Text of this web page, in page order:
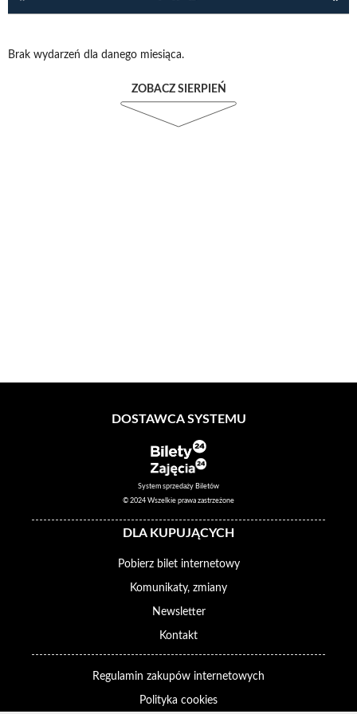
Brak wydarzeń dla danego miesiąca.
ZOBACZ SIERPIEŃ
DOSTAWCA SYSTEMU
System sprzedaży Biletów
© 2024 Wszelkie prawa zastrzeżone
DLA KUPUJĄCYCH
Pobierz bilet internetowy
Komunikaty, zmiany
Newsletter
Kontakt
Regulamin zakupów internetowych
Polityka cookies